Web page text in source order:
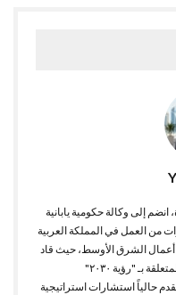
انضم إلى وكالة حكومية يابانية
والاستثمار. يمتلك خبرة ٥ سنوات من العمل في المملكة العربية
أعمال الشرق الأوسط، حيث قاد
أبحاثاً واسعة النطاق حول المشاريع الوطنية المتعلقة بـ "رؤية ٢٠٣٠"
حالياً استشارات استراتيجية